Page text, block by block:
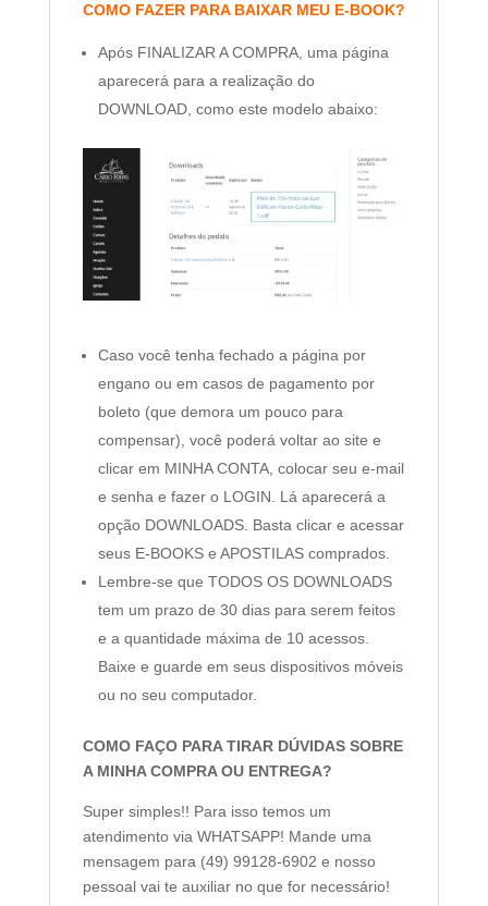
COMO FAZER PARA BAIXAR MEU E-BOOK?
Após FINALIZAR A COMPRA, uma página
aparecerá para a realização do
DOWNLOAD, como este modelo abaixo:
Caso você tenha fechado a página por
engano ou em casos de pagamento por
boleto (que demora um pouco para
compensar), você poderá voltar ao site e
clicar em MINHA CONTA, colocar seu e-mail
e senha e fazer o LOGIN. Lá aparecerá a
opção DOWNLOADS. Basta clicar e acessar
seus E-BOOKS e APOSTILAS comprados.
Lembre-se que TODOS OS DOWNLOADS
tem um prazo de 30 dias para serem feitos
e a quantidade máxima de 10 acessos.
Baixe e guarde em seus dispositivos móveis
ou no seu computador.
COMO FAÇO PARA TIRAR DÚVIDAS SOBRE
A MINHA COMPRA OU ENTREGA?
Super simples!! Para isso temos um
atendimento via WHATSAPP! Mande uma
mensagem para (49) 99128-6902 e nosso
pessoal vai te auxiliar no que for necessário!